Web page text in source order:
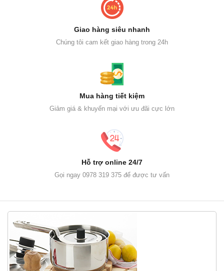
Giao hàng siêu nhanh
Chúng tôi cam kết giao hàng trong 24h
Mua hàng tiết kiệm
Giảm giá & khuyến mại với ưu đãi cực lớn
Hỗ trợ online 24/7
Gọi ngay 0978 319 375 để được tư vấn